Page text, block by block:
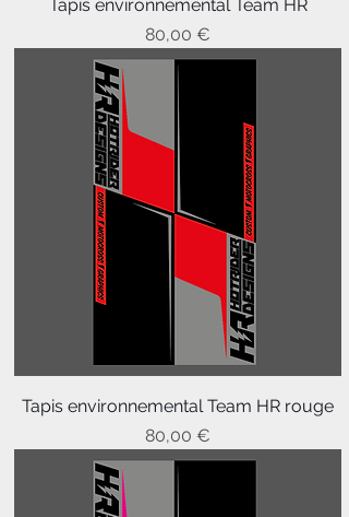
Tapis environnemental Team HR
Prix
80,00 €
Tapis environnemental Team HR rouge
Prix
80,00 €